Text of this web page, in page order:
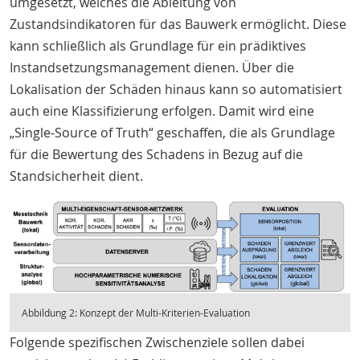
Zustandsindikatoren für das Bauwerk ermöglicht. Diese
kann schließlich als Grundlage für ein prädiktives
Instandsetzungsmanagement dienen. Über die
Lokalisation der Schäden hinaus kann so automatisiert
auch eine Klassifizierung erfolgen. Damit wird eine
„Single-Source of Truth“ geschaffen, die als Grundlage
für die Bewertung des Schadens in Bezug auf die
Standsicherheit dient.
Abbildung 2: Konzept der Multi-Kriterien-Evaluation
Folgende spezifischen Zwischenziele sollen dabei